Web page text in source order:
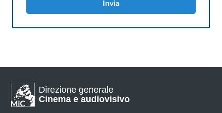
Invia
Direzione generale
Cinema e audiovisivo